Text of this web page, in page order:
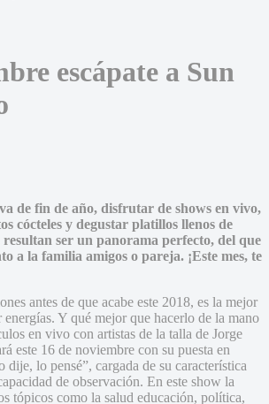
escápate a Sun
de fin de año, disfrutar de shows en vivo,
cócteles y degustar platillos llenos de
ser un panorama perfecto, del que
a la familia amigos o pareja. ¡Este mes, te
antes de que acabe este 2018, es la mejor
energías. Y qué mejor que hacerlo de la mano
en vivo con artistas de la talla de Jorge
este 16 de noviembre con su puesta en
dije, lo pensé”, cargada de su característica
de observación. En este show la
tópicos como la salud educación, política,